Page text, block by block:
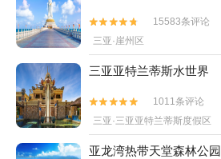


15583条评论
三亚·崖州区
三亚亚特兰蒂斯水世界


1011条评论
三亚·三亚亚特兰蒂斯度假区
亚龙湾热带天堂森林公园